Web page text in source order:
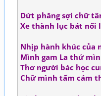
Dứt phăng sợi chữ
Xe thành lục bát nối
Nhịp hành khúc của
Mình gam La thứ
Thơ người bác học
Chữ mình tấm cám